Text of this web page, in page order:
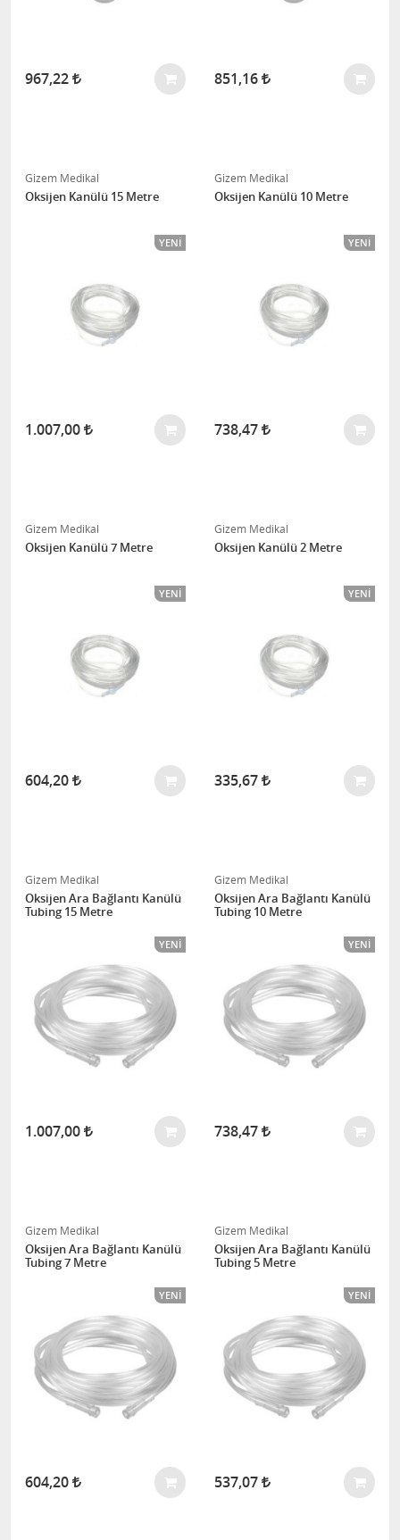
967,22 851,16
Gizem Medikal
Oksijen Kanülü 15 Metre
YENI
1.007,00
Gizem Medikal
Oksijen Kanülü 10 Metre
YENI
738,47
Gizem Medikal
Oksijen Kanülü 7 Metre
YENI
604,20
Gizem Medikal
Oksijen Kanülü 2 Metre
YENI
335,67
Gizem Medikal
Oksijen Ara Bağlantı Kanülü
Tubing 15 Metre
YENI
1.007,00
Gizem Medikal
Oksijen Ara Bağlantı Kanülü
Tubing 10 Metre
YENI
738,47
Gizem Medikal
Oksijen Ara Bağlantı Kanülü
Tubing 7 Metre
YENI
604,20
Gizem Medikal
Oksijen Ara Bağlantı Kanülü
Tubing 5 Metre
YENI
537,07